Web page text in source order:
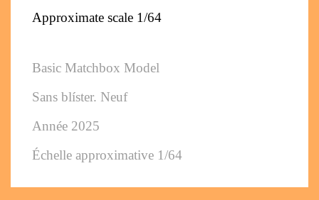
Approximate scale 1/64
Basic Matchbox Model
Sans blíster. Neuf
Année 2025
Échelle approximative 1/64